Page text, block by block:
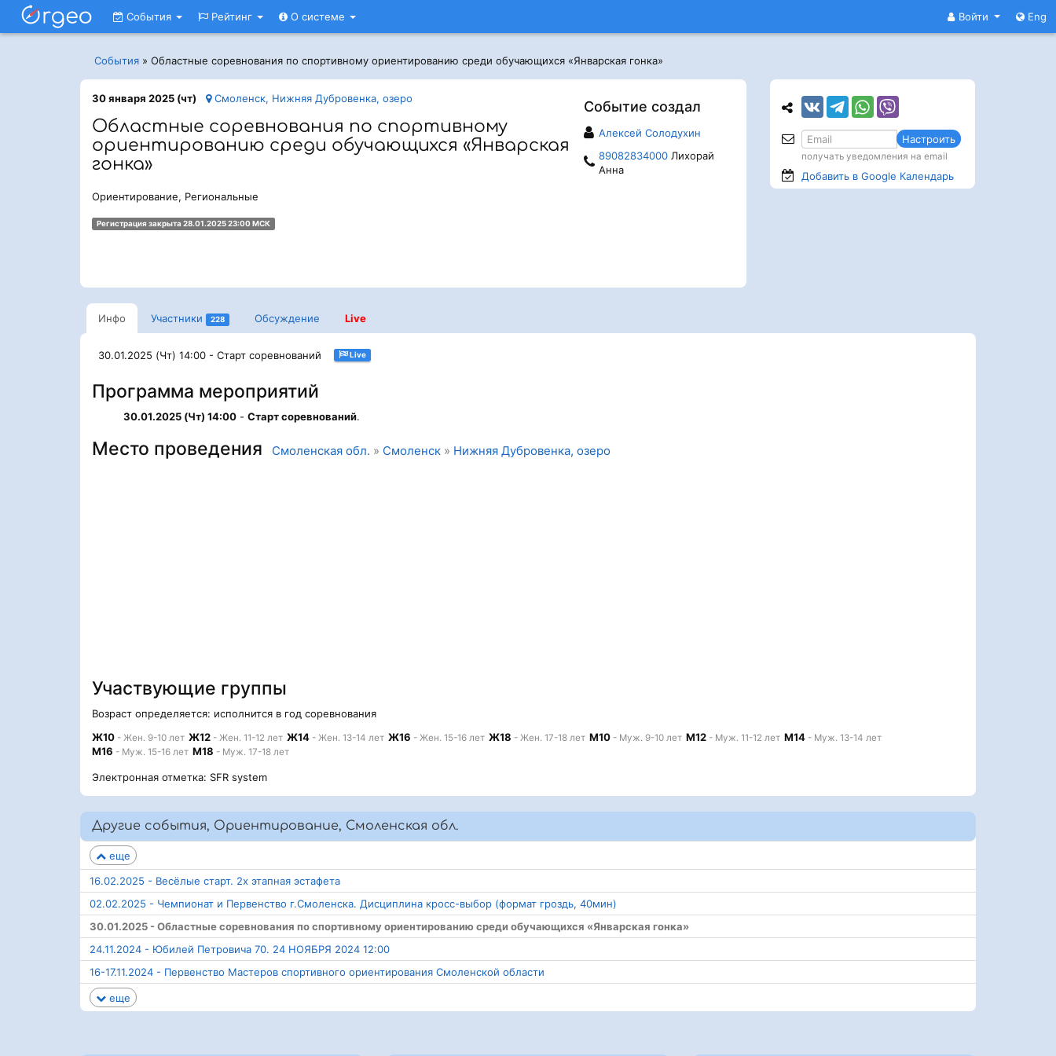
Войти Eng
События Рейтинг О системе
События » Областные соревнования по спортивному ориентированию среди обучающихся «Январская гонка»
Событие создал
Алексей Солодухин
89082834000Лихорай
Анна
30 января 2025 (чт) Смоленск, Нижняя Дубровенка, озеро
Областные соревнования по спортивному
ориентированию среди обучающихся «Январская
гонка»
Ориентирование, Региональные
Регистрация закрыта 28.01.2025 23:00 МСК
Инфо Участники 228 Обсуждение Live
30.01.2025 (Чт) 14:00 - Старт соревнований Live
Программа мероприятий
30.01.2025 (Чт) 14:00 - Старт соревнований.
Место проведения Смоленская обл. » Смоленск » Нижняя Дубровенка, озеро
Участвующие группы
Возраст определяется: исполнится в год соревнования
Ж10 - Жен. 9-10 лет Ж12 - Жен. 11-12 лет Ж14 - Жен. 13-14 лет Ж16 - Жен. 15-16 лет Ж18 - Жен. 17-18 лет М10 - Муж. 9-10 лет М12 - Муж. 11-12 лет М14 - Муж. 13-14 лет
М16 - Муж. 15-16 лет М18 - Муж. 17-18 лет
Электронная отметка: SFR system
Другие события, Ориентирование, Смоленская обл.
еще
16.02.2025 - Весёлые старт. 2х этапная эстафета
02.02.2025 - Чемпионат и Первенство г.Смоленска. Дисциплина кросс-выбор (формат гроздь, 40мин)
30.01.2025 - Областные соревнования по спортивному ориентированию среди обучающихся «Январская гонка»
24.11.2024 - Юбилей Петровича 70. 24 НОЯБРЯ 2024 12:00
16-17.11.2024 - Первенство Мастеров спортивного ориентирования Смоленской области
еще
Настроить
получать уведомления на email
Добавить в Google Календарь